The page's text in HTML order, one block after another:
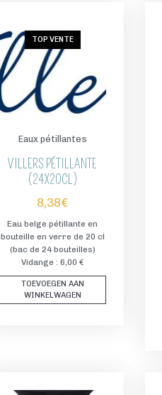
TOP VENTE
Eaux pétillantes
VILLERS PÉTILLANTE
(24X20CL)
8,38€
Eau belge pétillante en
bouteille en verre de 20 cl
(bac de 24 bouteilles)
Vidange : 6,00 €
TOEVOEGEN AAN
WINKELWAGEN